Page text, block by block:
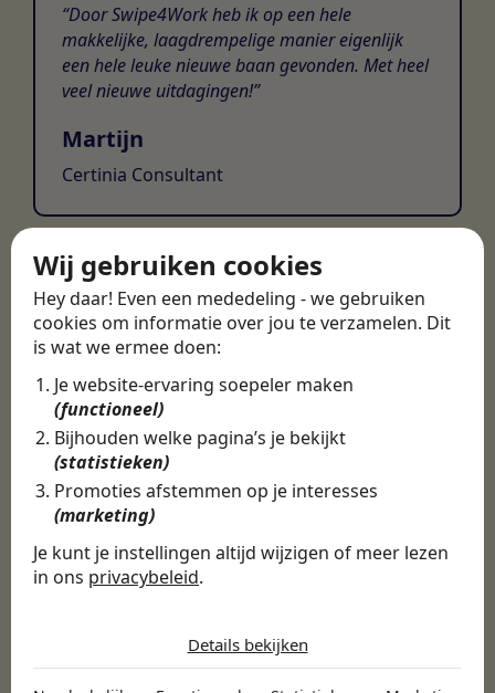
Wij gebruiken cookies
Hey daar! Even een mededeling - we gebruiken
cookies om informatie over jou te verzamelen. Dit
is wat we ermee doen:
Je website-ervaring soepeler maken
(functioneel)
Bijhouden welke pagina’s je bekijkt
(statistieken)
Promoties afstemmen op je interesses
(marketing)
Je kunt je instellingen altijd wijzigen of meer lezen
in ons privacybeleid.
Noodzakelijk
Details bekijken
Door Swipe4Work heb ik op een hele
makkelijke, laagdrempelige manier eigenlijk
een hele leuke nieuwe baan gevonden. Met heel
veel nieuwe uitdagingen!
Martijn
Certinia Consultant